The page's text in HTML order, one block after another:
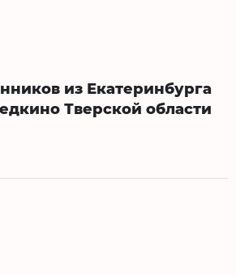
из Екатеринбурга
Тверской области